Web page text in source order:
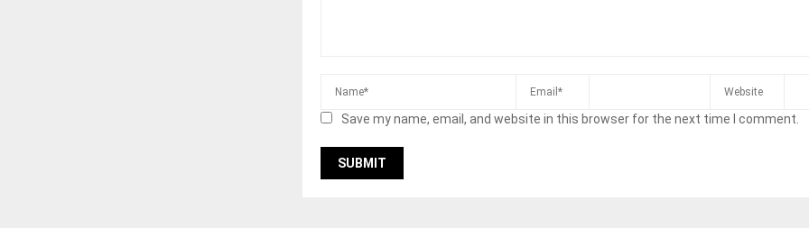
Save my name, email, and website in this browser for the next time I comment.